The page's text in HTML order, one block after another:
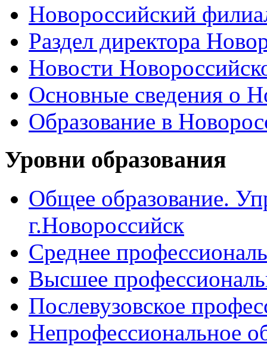
Новороссийский
Раздел директора
Новости
Основные сведения о
Образование в
Уровни образования
Общее образование.
г.Новороссийск
Среднее
Высшее
Послевузовское
Непрофессиональное